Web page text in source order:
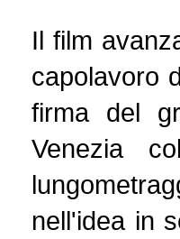
Il film
capolavoro
firma del
Venezia
nell'idea in